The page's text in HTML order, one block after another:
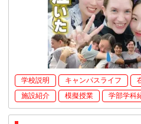
学校説明 キャンパスライフ
施設紹介
模擬授業 学部学科